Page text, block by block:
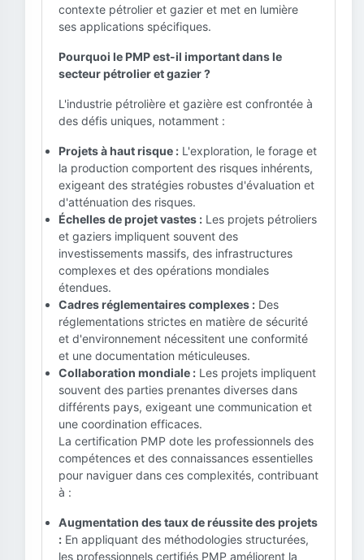
contexte pétrolier et gazier et met en lumière
ses applications spécifiques.
Pourquoi le PMP est-il important dans le
secteur pétrolier et gazier ?
L'industrie pétrolière et gazière est confrontée à
des défis uniques, notamment :
Projets à haut risque : L'exploration, le forage et
la production comportent des risques inhérents,
exigeant des stratégies robustes d'évaluation et
d'atténuation des risques.
Échelles de projet vastes : Les projets pétroliers
et gaziers impliquent souvent des
investissements massifs, des infrastructures
complexes et des opérations mondiales
étendues.
Cadres réglementaires complexes : Des
réglementations strictes en matière de sécurité
et d'environnement nécessitent une conformité
et une documentation méticuleuses.
Collaboration mondiale : Les projets impliquent
souvent des parties prenantes diverses dans
différents pays, exigeant une communication et
une coordination efficaces.
La certification PMP dote les professionnels des
compétences et des connaissances essentielles
pour naviguer dans ces complexités, contribuant
à :
Augmentation des taux de réussite des projets
: En appliquant des méthodologies structurées,
les professionnels certifiés PMP améliorent la